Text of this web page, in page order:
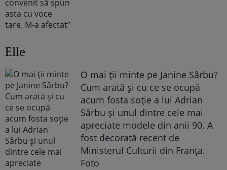
Elle
O mai ții minte pe Janine Sârbu?
Cum arată și cu ce se ocupă
acum fosta soție a lui Adrian
Sârbu și unul dintre cele mai
apreciate modele din anii 90. A
fost decorată recent de
Ministerul Culturii din Franța.
Foto